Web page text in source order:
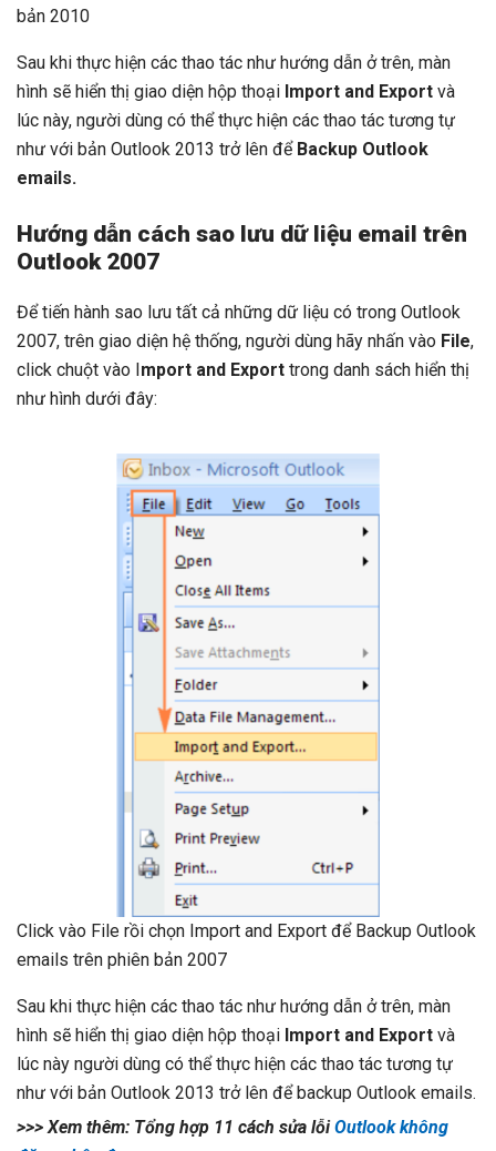
bản 2010
Sau khi thực hiện các thao tác như hướng dẫn ở trên, màn
hình sẽ hiển thị giao diện hộp thoại Import and Export và
lúc này, người dùng có thể thực hiện các thao tác tương tự
như với bản Outlook 2013 trở lên để Backup Outlook
emails.
Hướng dẫn cách sao lưu dữ liệu email trên
Outlook 2007
Để tiến hành sao lưu tất cả những dữ liệu có trong Outlook
2007, trên giao diện hệ thống, người dùng hãy nhấn vào File,
click chuột vào I mport and Export trong danh sách hiển thị
như hình dưới đây:
Click vào File rồi chọn Import and Export để Backup Outlook
emails trên phiên bản 2007
Sau khi thực hiện các thao tác như hướng dẫn ở trên, màn
hình sẽ hiển thị giao diện hộp thoại Import and Export và
lúc này người dùng có thể thực hiện các thao tác tương tự
như với bản Outlook 2013 trở lên để backup Outlook emails.
>>> Xem thêm: Tổng hợp 11 cách sửa lỗiOutlook không